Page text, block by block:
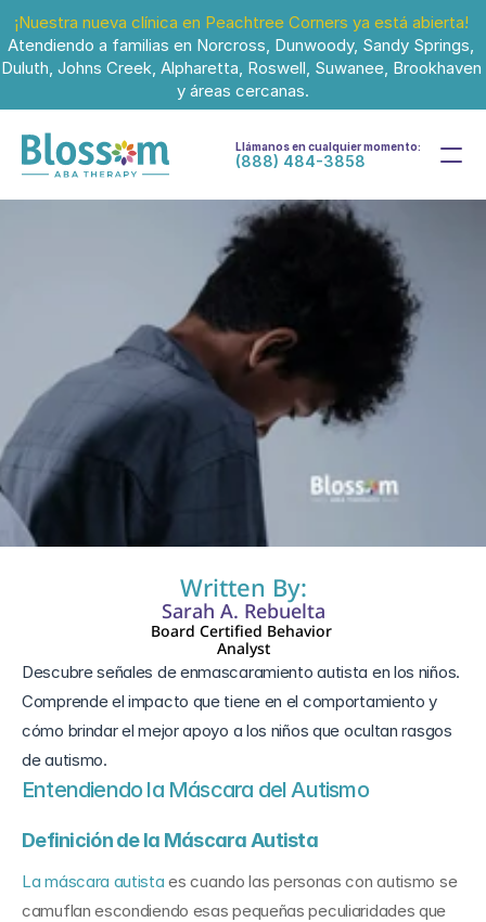
¡Nuestra nueva clínica en Peachtree Corners ya está abierta!
Atendiendo a familias en Norcross, Dunwoody, Sandy Springs,
Duluth, Johns Creek, Alpharetta, Roswell, Suwanee, Brookhaven
y áreas cercanas.
Llámanos en cualquier momento:
(888) 484-3858
26 feb 2025
Written By:
Sarah A. Rebuelta
Board Certified Behavior
Analyst
Descubre señales de enmascaramiento autista en los niños.
Comprende el impacto que tiene en el comportamiento y
cómo brindar el mejor apoyo a los niños que ocultan rasgos
de autismo.
Entendiendo la Máscara del Autismo
Definición de la Máscara Autista
La máscara autista es cuando las personas con autismo se
camuflan escondiendo esas pequeñas peculiaridades que